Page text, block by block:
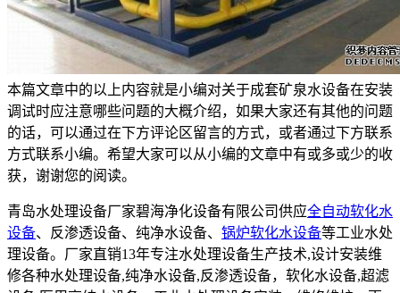
本篇文章中的以上内容就是小编对关于成套矿泉水设备在安装
调试时应注意哪些问题的大概介绍，如果大家还有其他的问题
的话，可以通过在下方评论区留言的方式，或者通过下方联系
方式联系小编。希望大家可以从小编的文章中有或多或少的收
获，谢谢您的阅读。
青岛水处理设备厂家碧海净化设备有限公司供应全自动软化水
设备、反渗透设备、纯净水设备、 锅炉软化水设备等工业水处
理设备。厂家直销13年专注水处理设备生产技术,设计安装维
修各种水处理设备,纯净水设备,反渗透设备，软化水设备,超滤